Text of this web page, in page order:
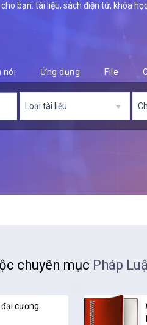
bạn: tài liệu, sách điện tử, khóa
nói Ứng dụng File
Loại tài liệu
chuyên mục Pháp
cương